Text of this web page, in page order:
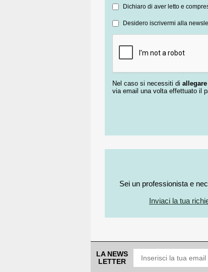
Dichiaro di aver letto e
Desidero iscrivermi alla
Nel caso si necessiti di
via email una volta effettuato il
Sei un professionista e
Inviaci la tua
LA NEWS
LETTER